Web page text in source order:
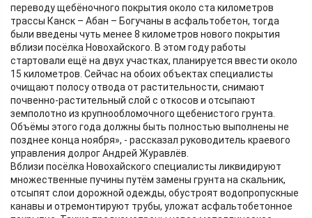
переводу щебёночного покрытия около ста километров
трассы Канск – Абан – Богучаны в асфальтобетон, тогда
были введены чуть менее 8 километров нового покрытия
вблизи посёлка Новохайского. В этом году работы
стартовали ещё на двух участках, планируется ввести около
15 километров. Сейчас на обоих объектах специалисты
очищают полосу отвода от растительности, снимают
почвенно-растительный слой с откосов и отсыпают
земполотно из крупнообломочного щебенистого грунта.
Объёмы этого года должны быть полностью выполнены не
позднее конца ноября», - рассказал руководитель краевого
управления долрог Андрей Журавлёв.
Вблизи посёлка Новохайского специалисты ликвидируют
множественные пучины путём замены грунта на скальник,
отсыпят слои дорожной одежды, обустроят водопропускные
канавы и отремонтируют трубы, уложат асфальтобетонное